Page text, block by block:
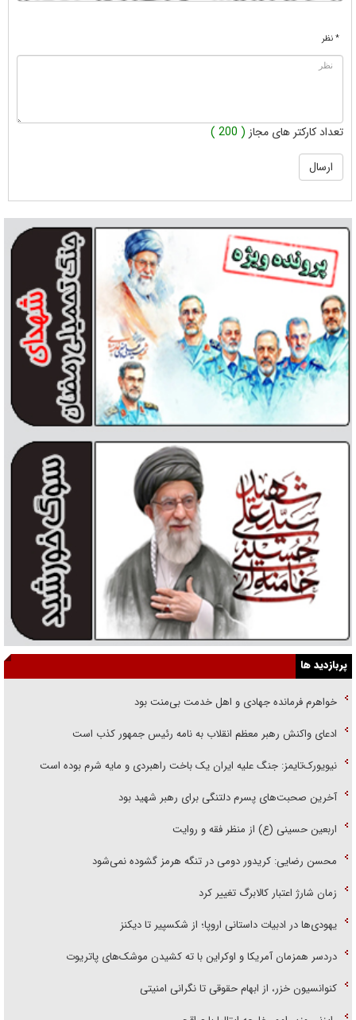
* نظر
تعداد کارکتر های مجاز ( 200 )
پربازدید ها
خواهرم فرمانده جهادی و اهل خدمت بی‌منت بود
ادعای واکنش رهبر معظم انقلاب به نامه رئیس جمهور کذب است
نیویورک‌تایمز: جنگ علیه ایران یک باخت راهبردی و مایه شرم بوده است
آخرین صحبت‌های پسرم دلتنگی برای رهبر شهید بود
اربعین حسینی (ع) از منظر فقه و روایت
محسن رضایی: کریدور دومی در تنگه هرمز گشوده نمی‌شود
زمان شارژ اعتبار کالابرگ تغییر کرد
یهودی‌ها در ادبیات داستانی اروپا؛ از شکسپیر تا دیکنز
دردسر همزمان آمریکا و اوکراین با ته کشیدن موشک‌های پاتریوت
کنوانسیون خزر، از ابهام حقوقی تا نگرانی امنیتی